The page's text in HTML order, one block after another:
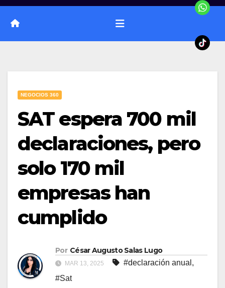
NEGOCIOS 360
SAT espera 700 mil
declaraciones, pero
solo 170 mil
empresas han
cumplido
Por César Augusto Salas Lugo
MAR 13, 2025 #declaración anual ,
#Sat